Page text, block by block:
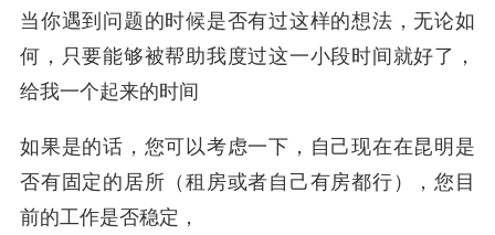
当你遇到问题的时候是否有过这样的想法，无论如
何，只要能够被帮助我度过这一小段时间就好了，
给我一个起来的时间
如果是的话，您可以考虑一下，自己现在在昆明是
否有固定的居所（租房或者自己有房都行），您目
前的工作是否稳定，